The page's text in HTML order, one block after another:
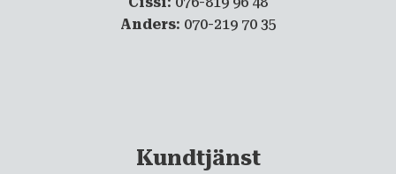
Anders: 070-219 70 35
Kundtjänst